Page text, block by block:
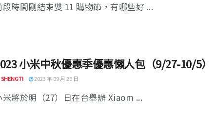
段時間剛結束雙 11 購物節，有哪些好 ...
小米中秋優惠季優惠懶人包（9/27-10/5）
SHENGTI 2023 年 09 月 26 日
米將於明（27）日在台舉辦 Xiaom ...